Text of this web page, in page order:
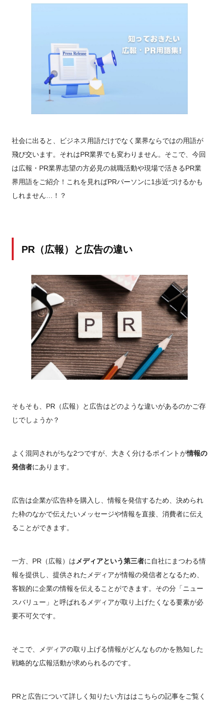
社会に出ると、ビジネス用語だけでなく業界ならではの用語が
飛び交います。それはPR業界でも変わりません。そこで、今回
は広報・PR業界志望の方必見の就職活動や現場で活きるPR業
界用語をご紹介！これを見ればPRパーソンに1歩近づけるかも
しれません…！？
PR（広報）と広告の違い
そもそも、PR（広報）と広告はどのような違いがあるのかご存
じでしょうか？
よく混同されがちな2つですが、大きく分けるポイントが情報の
発信者にあります。
広告は企業が広告枠を購入し、情報を発信するため、決められ
た枠のなかで伝えたいメッセージや情報を直接、消費者に伝え
ることができます。
一方、PR（広報）は メディアという第三者に自社にまつわる情
報を提供し、提供されたメディアが情報の発信者となるため、
客観的に企業の情報を伝えることができます。その分「ニュー
スバリュー」と呼ばれるメディアが取り上げたくなる要素が必
要不可欠です。
そこで、メディアの取り上げる情報がどんなものかを熟知した
戦略的な広報活動が求められるのです。
PRと広告について詳しく知りたい方ははこちらの記事をご覧く